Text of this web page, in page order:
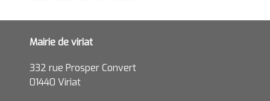
Mairie de viriat
332 rue Prosper Convert
01440 Viriat